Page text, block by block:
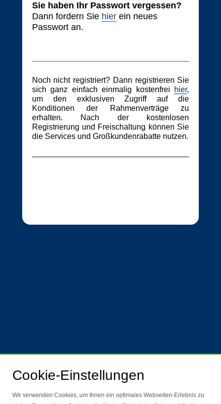
Cookie-Einstellungen
Wir verwenden Cookies, um Ihnen ein optimales Webseiten-Erlebnis zu
Sie haben Ihr Passwort vergessen?
Dann fordern Sie hierein neues
Passwort an.
Noch nicht registriert? Dann registrieren Sie
sich ganz einfach einmalig kostenfrei
hier,
um den exklusiven Zugriff auf die
Konditionen der Rahmenverträge zu
erhalten. Nach der kostenlosen
Registrierung und Freischaltung können Sie
die Services und Großkundenrabatte nutzen.